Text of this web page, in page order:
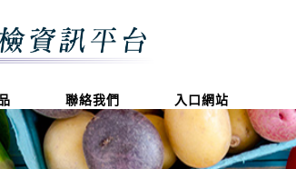
聯絡我們 入口網站